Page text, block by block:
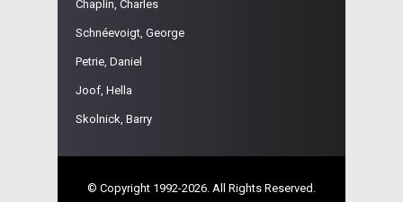
Chaplin, Charles
Schnéevoigt, George
Petrie, Daniel
Joof, Hella
Skolnick, Barry
© Copyright 1992-2026. All Rights Reserved.